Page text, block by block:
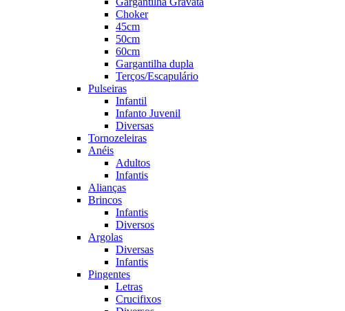
Choker
45cm
50cm
60cm
Gargantilha dupla
Terços/Escapulário
Pulseiras
Infantil
Infanto Juvenil
Diversas
Tornozeleiras
Anéis
Adultos
Infantis
Alianças
Brincos
Infantis
Diversos
Argolas
Diversas
Infantis
Pingentes
Letras
Crucifixos